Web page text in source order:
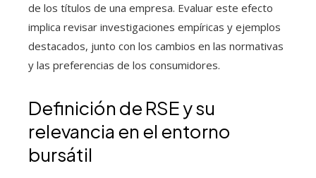
de los títulos de una empresa. Evaluar este efecto
implica revisar investigaciones empíricas y ejemplos
destacados, junto con los cambios en las normativas
y las preferencias de los consumidores.
Definición de RSE y su
relevancia en el entorno
bursátil